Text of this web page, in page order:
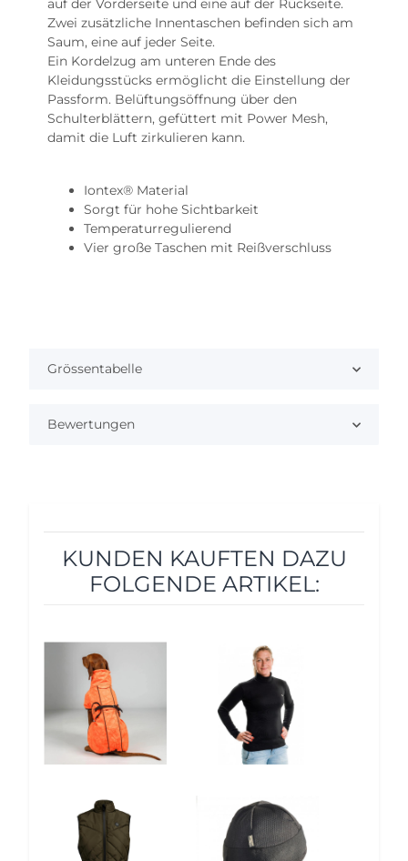
auf der Vorderseite und eine auf der Rückseite.
Zwei zusätzliche Innentaschen befinden sich am
Saum, eine auf jeder Seite.
Ein Kordelzug am unteren Ende des
Kleidungsstücks ermöglicht die Einstellung der
Passform. Belüftungsöffnung über den
Schulterblättern, gefüttert mit Power Mesh,
damit die Luft zirkulieren kann.
Iontex®️ Material
Sorgt für hohe Sichtbarkeit
Temperaturregulierend
Vier große Taschen mit Reißverschluss
Grössentabelle
Bewertungen
KUNDEN KAUFTEN DAZU
FOLGENDE ARTIKEL:
5%
12%
12%
12%